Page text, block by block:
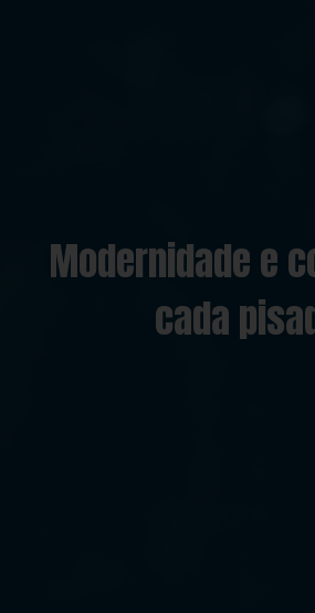
Modernidade e
cada